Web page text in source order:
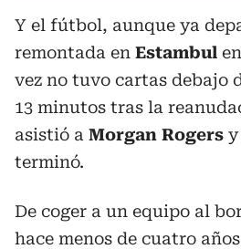
Y el fútbol, aunque ya
remontada en Estambul
vez no tuvo cartas debajo
13 minutos tras la
asistió a Morgan Rogers y
terminó.
De coger a un equipo al
hace menos de cuatro